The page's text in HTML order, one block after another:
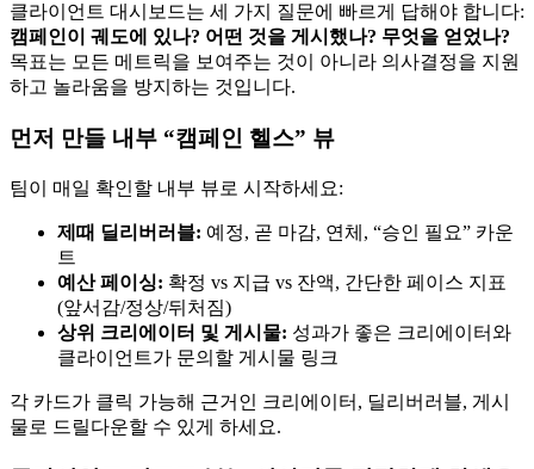
클라이언트 대시보드는 세 가지 질문에 빠르게 답해야 합니다:
캠페인이 궤도에 있나? 어떤 것을 게시했나? 무엇을 얻었나?
목표는 모든 메트릭을 보여주는 것이 아니라 의사결정을 지원
하고 놀라움을 방지하는 것입니다.
먼저 만들 내부 “캠페인 헬스” 뷰
팀이 매일 확인할 내부 뷰로 시작하세요:
제때 딜리버러블: 예정, 곧 마감, 연체, “승인 필요” 카운
트
예산 페이싱: 확정 vs 지급 vs 잔액, 간단한 페이스 지표
(앞서감/정상/뒤처짐)
상위 크리에이터 및 게시물: 성과가 좋은 크리에이터와
클라이언트가 문의할 게시물 링크
각 카드가 클릭 가능해 근거인 크리에이터, 딜리버러블, 게시
물로 드릴다운할 수 있게 하세요.